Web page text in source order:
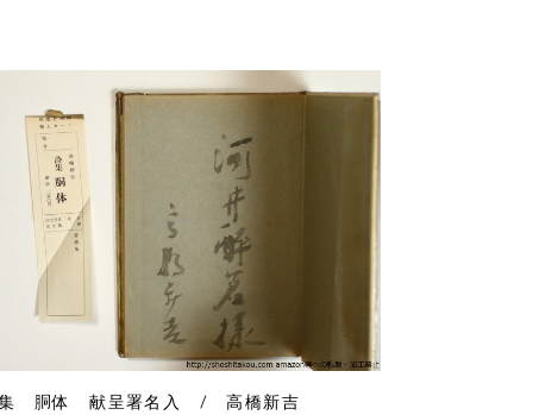
集 胴体 献呈署名入 / 高橋新吉